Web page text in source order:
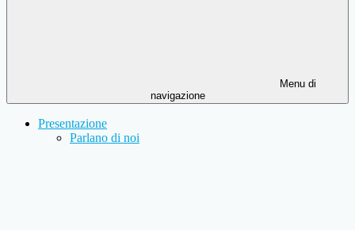
Menu di
navigazione
Presentazione
Parlano di noi